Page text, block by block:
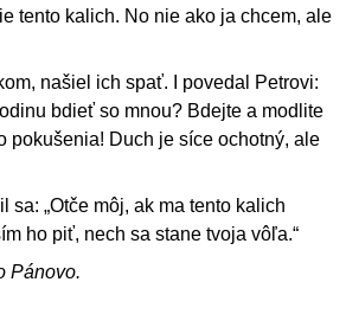
tento kalich. No nie ako ja chcem, ale
našiel ich spať. I povedal Petrovi:
bdieť so mnou? Bdejte a modlite
pokušenia! Duch je síce ochotný, ale
sa: „Otče môj, ak ma tento kalich
ho piť, nech sa stane tvoja vôľa.“
Pánovo.